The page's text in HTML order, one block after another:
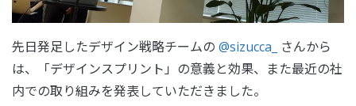
先日発足したデザイン戦略チームの @sizucca_
さんから
は、「デザインスプリント」の意義と効果、また最近の社
内での取り組みを発表していただきました。